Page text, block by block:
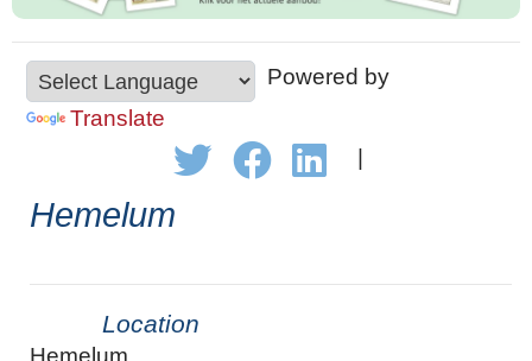
Powered by
Translate
Hemelum
Location
Hemelum